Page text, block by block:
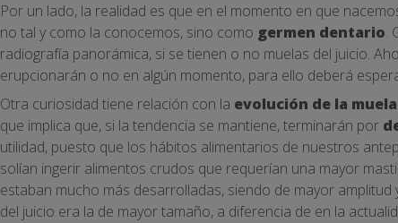
Por un lado, la realidad es que en el momento en que
no tal y como la conocemos, sino como germen dentario.
radiografía panorámica, si se tienen o no muelas del juicio.
erupcionarán o no en algún momento, para ello deberá
Otra curiosidad tiene relación con la evolución de la
que implica que, si la tendencia se mantiene, terminarán por
utilidad, puesto que los hábitos alimentarios de nuestros
solían ingerir alimentos crudos que requerían una mayor
estaban mucho más desarrolladas, siendo de mayor
del juicio era la de mayor tamaño, a diferencia de en la